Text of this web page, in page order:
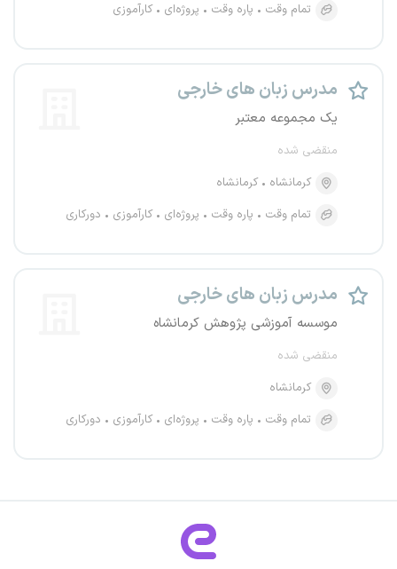
تمام وقت
پاره وقت پروژه‌ای کارآموزی
مدرس زبان های خارجی
یک مجموعه معتبر
منقضی شده
کرمانشاه
کرمانشاه
تمام وقت
پاره وقت پروژه‌ای کارآموزی دورکاری
مدرس زبان های خارجی
موسسه آموزشی پژوهش کرمانشاه
منقضی شده
کرمانشاه
تمام وقت
پاره وقت پروژه‌ای کارآموزی دورکاری